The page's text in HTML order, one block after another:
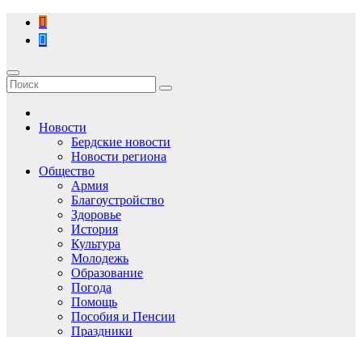
Перейти
содержимому
Новости
Бердские новости
Новости региона
Общество
Армия
Благоустройство
Здоровье
История
Культура
Молодежь
Образование
Погода
Помощь
Пособия и Пенсии
Праздники